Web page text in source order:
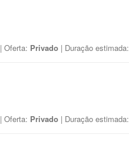
| Oferta: Privado | Duração estimada:
| Oferta: Privado | Duração estimada: